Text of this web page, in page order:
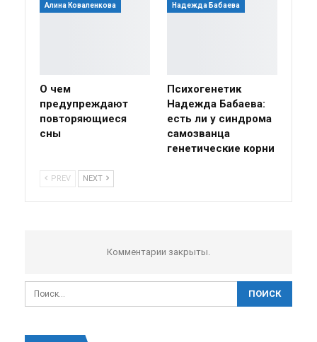
Алина Коваленкова
О чем
предупреждают
повторяющиеся
сны
Надежда Бабаева
Психогенетик
Надежда Бабаева:
есть ли у синдрома
самозванца
генетические корни
PREV NEXT
Комментарии закрыты.